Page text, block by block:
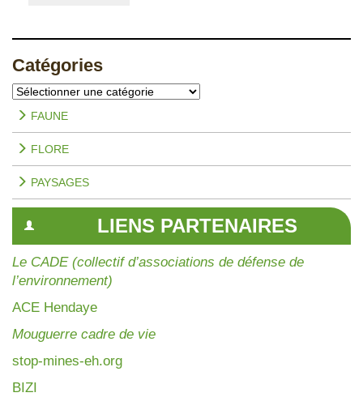
Catégories
Catégories
FAUNE
FLORE
PAYSAGES
LIENS PARTENAIRES
Le CADE (collectif d’associations de défense de
l’environnement)
ACE Hendaye
Mouguerre cadre de vie
stop-mines-eh.org
BIZI